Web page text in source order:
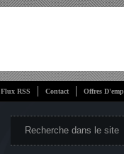
Flux RSS Contact Offres